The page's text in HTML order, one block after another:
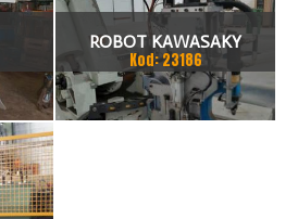
ROBOT KAWASAKY
Kod: 23186